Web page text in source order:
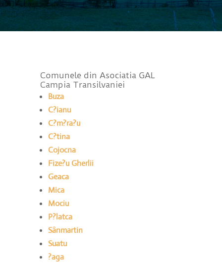
Comunele din Asociatia GAL
Campia Transilvaniei
Buza
C?ianu
C?m?ra?u
C?tina
Cojocna
Fize?u Gherlii
Geaca
Mica
Mociu
P?latca
Sânmartin
Suatu
?aga